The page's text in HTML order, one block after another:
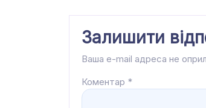
Залишити
Ваша e-mail адреса не
Коментар *